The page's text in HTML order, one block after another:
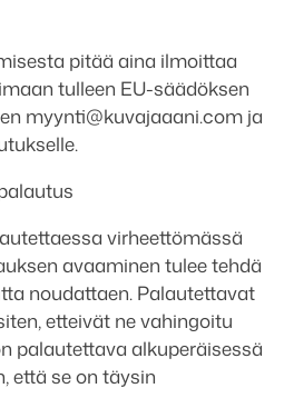
pitää aina ilmoittaa
tulleen EU-säädöksen
myynti@kuvajaaani.com ja
virheettömässä
avaaminen tulee tehdä
noudattaen. Palautettavat
etteivät ne vahingoitu
palautettava alkuperäisessä
että se on täysin